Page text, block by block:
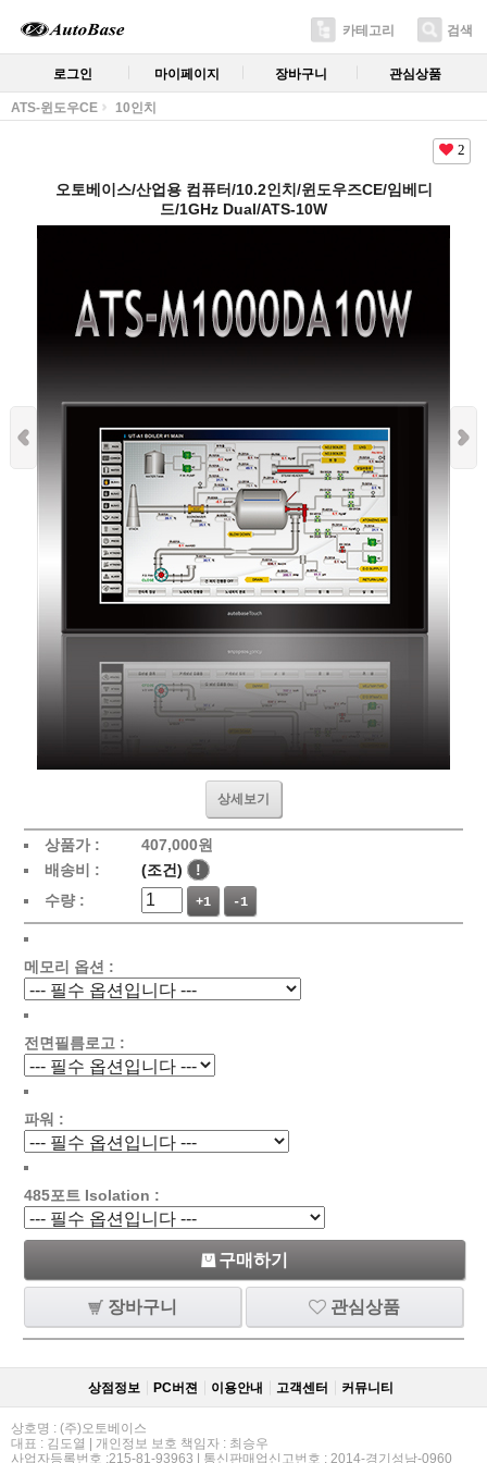
카테고리 검색
로그인 마이페이지 장바구니 관심상품
ATS-윈도우CE 10인치
2
오토베이스/산업용 컴퓨터/10.2인치/윈도우즈CE/임베디
드/1GHz Dual/ATS-10W
상세보기
상품가 :
407,000원
배송비 :
(조건)
!
수량 :
+1 -1
메모리 옵션 :
전면필름로고 :
파워 :
485포트 Isolation :
구매하기
장바구니 관심상품
상점정보 PC버젼 이용안내 고객센터 커뮤니티
상호명 : (주)오토베이스
대표 : 김도열 | 개인정보 보호 책임자 : 최승우
사업자등록번호 :215-81-93963 | 통신판매업신고번호 : 2014-경기성남-0960